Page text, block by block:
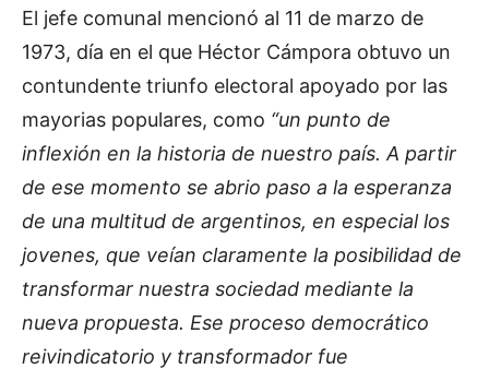
El jefe comunal mencionó al 11 de marzo de
1973, día en el que Héctor Cámpora obtuvo un
contundente triunfo electoral apoyado por las
mayorias populares, como “un punto de
inflexión en la historia de nuestro país. A partir
de ese momento se abrio paso a la esperanza
de una multitud de argentinos, en especial los
jovenes, que veían claramente la posibilidad de
transformar nuestra sociedad mediante la
nueva propuesta. Ese proceso democrático
reivindicatorio y transformador fue